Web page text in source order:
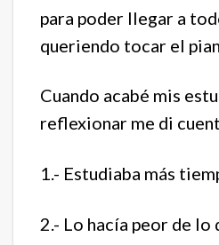
para poder llegar a
queriendo tocar el
Cuando acabé mis
reflexionar me di
1.- Estudiaba más
2.- Lo hacía peor de lo